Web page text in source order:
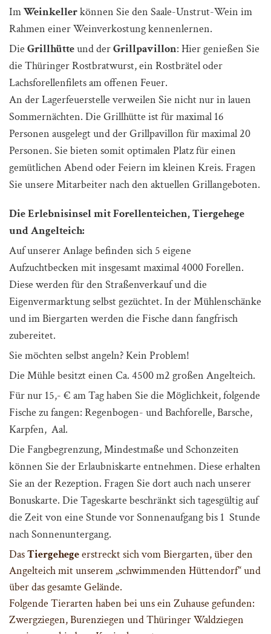
ImWeinkellerkönnen Sie den Saale-Unstrut-Wein im
Rahmen einer Weinverkostung kennenlernen.
Die Grillhütteund derGrillpavillon: Hier genießen Sie
die Thüringer Rostbratwurst, ein Rostbrätel oder
Lachsforellenfilets am offenen Feuer.
An der Lagerfeuerstelle verweilen Sie nicht nur in lauen
Sommernächten. Die Grillhütte ist für maximal 16
Personen ausgelegt und der Grillpavillon für maximal 20
Personen. Sie bieten somit optimalen Platz für einen
gemütlichen Abend oder Feiern im kleinen Kreis. Fragen
Sie unsere Mitarbeiter nach den aktuellen Grillangeboten.
Die Erlebnisinsel mit Forellenteichen, Tiergehege
und Angelteich:
Auf unserer Anlage befinden sich 5 eigene
Aufzuchtbecken mit insgesamt maximal 4000 Forellen.
Diese werden für den Straßenverkauf und die
Eigenvermarktung selbst gezüchtet. In der Mühlenschänke
und im Biergarten werden die Fische dann fangfrisch
zubereitet.
Sie möchten selbst angeln? Kein Problem!
Die Mühle besitzt einen Ca. 4500 m2 großen Angelteich.
Für nur 15,- € am Tag haben Sie die Möglichkeit, folgende
Fische zu fangen: Regenbogen- und Bachforelle,Barsche,
Karpfen, Aal.
Die Fangbegrenzung, Mindestmaße und Schonzeiten
können Sie der Erlaubniskarte entnehmen. Diese erhalten
Sie an der Rezeption. Fragen Sie dort auch nach unserer
Bonuskarte. Die Tageskarte beschränkt sich tagesgültig auf
die Zeit von eine Stunde vor Sonnenaufgang bis 1 Stunde
nach Sonnenuntergang.
DasTiergehegeerstreckt sich vom Biergarten, über den
Angelteich mit unserem „schwimmenden Hüttendorf“ und
über das gesamte Gelände.
Folgende Tierarten haben bei uns ein Zuhause gefunden:
Zwergziegen, Burenziegen und Thüringer Waldziegen